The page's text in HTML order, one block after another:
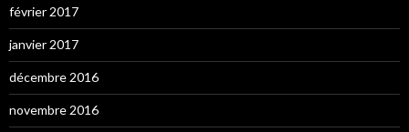
février 2017
janvier 2017
décembre 2016
novembre 2016